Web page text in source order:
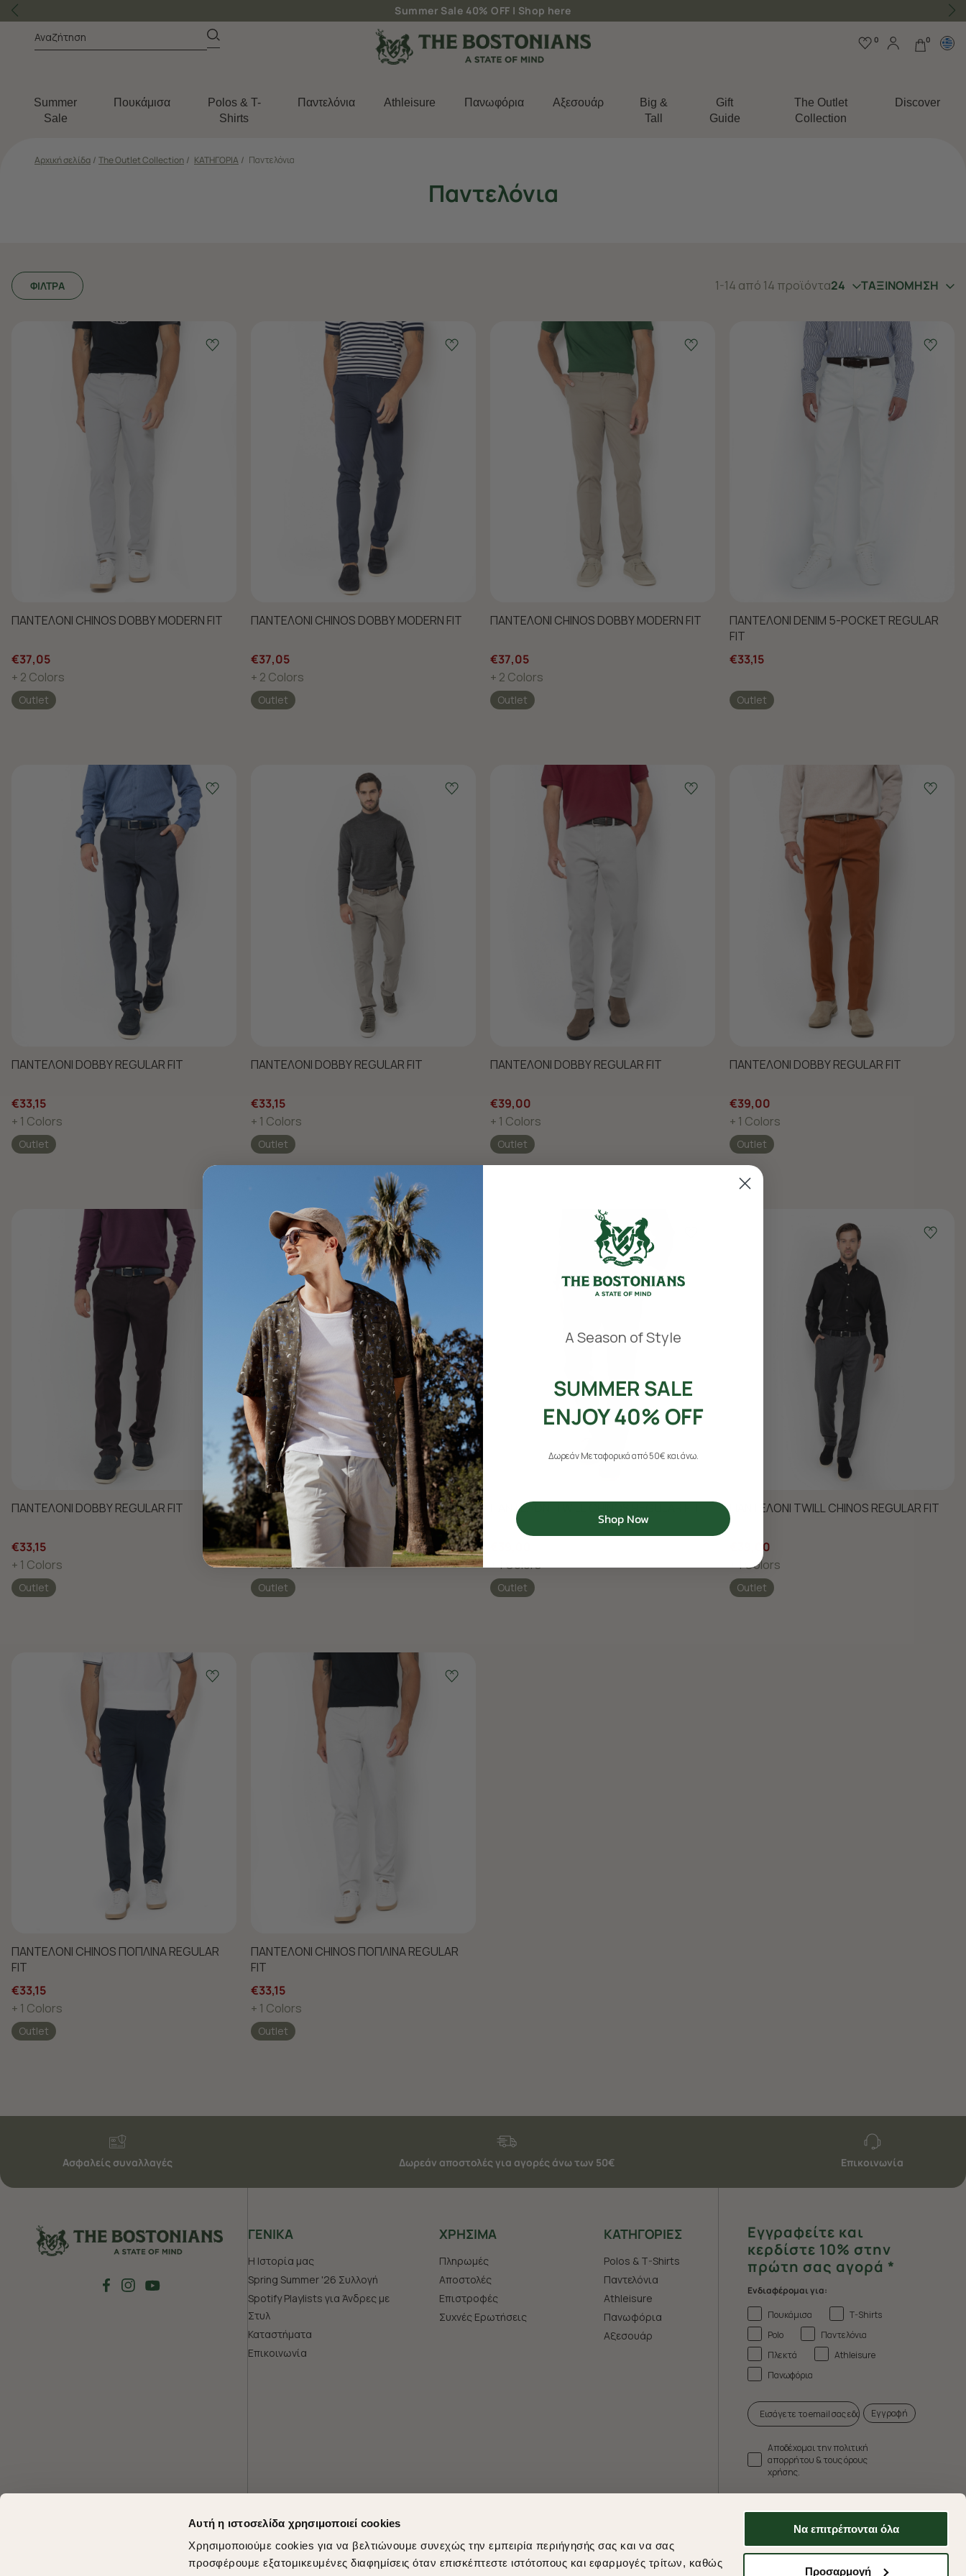
Αυτή η ιστοσελίδα χρησιμοποιεί cookies
Χρησιμοποιούμε cookies για να βελτιώνουμε συνεχώς την εμπειρία περιήγησής σας και να σας
προσφέρουμε εξατομικευμένες διαφημίσεις όταν επισκέπτεστε ιστότοπους και εφαρμογές τρίτων, καθώς
Να επιτρέπονται όλα
Προσαρμογή
Summer Sale 40% OFF | Shop here
0 0
Summer
Sale
Πουκάμισα
Polos & T-
Shirts
Παντελόνια Athleisure Πανωφόρια Aξεσουάρ
Big &
Tall
Gift
Guide
The Outlet
Collection
Discover
Αρχική σελίδα / The Outlet Collection / ΚΑΤΗΓΟΡΙΑ / Παντελόνια
Παντελόνια
ΦΙΛΤΡΑ 1-14 από 14 προϊόντα24 ΤΑΞΙΝΟΜΗΣΗ
ΠΑΝΤΕΛΟΝΙ CHINOS DOBBY MODERN FIT
€37,05
+ 2 Colors
Outlet
ΠΑΝΤΕΛΟΝΙ CHINOS DOBBY MODERN FIT
€37,05
+ 2 Colors
Outlet
ΠΑΝΤΕΛΟΝΙ CHINOS DOBBY MODERN FIT
€37,05
+ 2 Colors
Outlet
ΠΑΝΤΕΛΟΝΙ DENIM 5-POCKET REGULAR
FIT
€33,15
Outlet
ΠΑΝΤΕΛΟΝΙ DOBBY REGULAR FIT
€33,15
+ 1 Colors
Outlet
ΠΑΝΤΕΛΟΝΙ DOBBY REGULAR FIT
€33,15
+ 1 Colors
Outlet
ΠΑΝΤΕΛΟΝΙ DOBBY REGULAR FIT
€39,00
+ 1 Colors
Outlet
ΠΑΝΤΕΛΟΝΙ DOBBY REGULAR FIT
€39,00
+ 1 Colors
Outlet
ΠΑΝΤΕΛΟΝΙ DOBBY REGULAR FIT
€33,15
+ 1 Colors
Outlet
ΠΑΝΤΕΛΟΝΙ DOBBY REGULAR FIT
€33,15
+ 1 Colors
Outlet
ΠΑΝΤΕΛΟΝΙ TWILL CHINOS REGULAR FIT
+ 1 Colors
Outlet
ΠΑΝΤΕΛΟΝΙ TWILL CHINOS REGULAR FIT
€39,00
+ 1 Colors
Outlet
ΠΑΝΤΕΛΟΝΙ CHINOS ΠΟΠΛΙΝΑ REGULAR
FIT
€33,15
+ 1 Colors
Outlet
ΠΑΝΤΕΛΟΝΙ CHINOS ΠΟΠΛΙΝΑ REGULAR
FIT
€33,15
+ 1 Colors
Outlet
Ασφαλείς συναλλαγές Δωρεάν αποστολές για αγορές άνω των 50€ Επικοινωνία
ΓΕΝΙΚΑ
Η Ιστορία μας
Spring Summer '26 Συλλογή
Spotify Playlists για Άνδρες με
Στυλ
Καταστήματα
Επικοινωνία
ΧΡHΣΙΜΑ
Πληρωμές
Αποστολές
Επιστροφές
Συχνές Ερωτήσεις
ΚΑΤΗΓΟΡΙΕΣ
Polos & T-Shirts
Παντελόνια
Athleisure
Πανωφόρια
Aξεσουάρ
Εγγραφείτε και
κερδίστε 10% στην
πρώτη σας αγορά *
Ενδιαφέρομαι για:
Πουκάμισα
T-Shirts
Polo
Παντελόνια
Πλεκτά
Athleisure
Πανωφόρια
Εγγραφή
Αποδέχομαι την πολιτική
απορρήτου & τους όρους
χρήσης.
A Season of Style
SUMMER SALE
ENJOY 40% OFF
Δωρεάν Μεταφορικά από 50€ και άνω.
Shop Now